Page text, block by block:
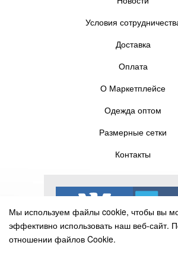
Условия
Доставка
Оплата
О Маркетплейсе
Одежда оптом
Размерные сетки
Контакты
Мы используем файлы cookie, чтобы вы
эффективно использовать наш веб-сайт.
отношении файлов Cookie.